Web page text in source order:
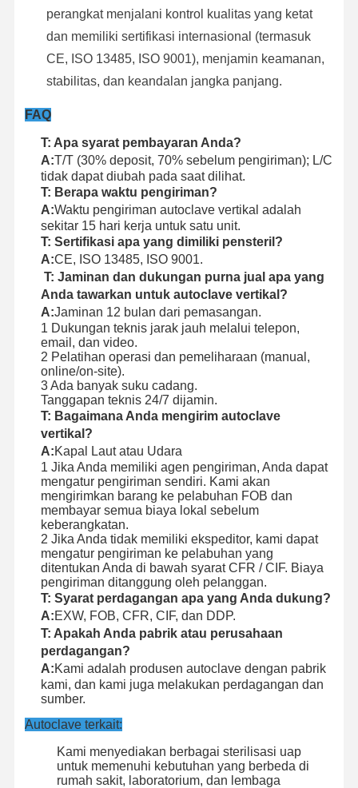
perangkat menjalani kontrol kualitas yang ketat
dan memiliki sertifikasi internasional (termasuk
CE, ISO 13485, ISO 9001), menjamin keamanan,
stabilitas, dan keandalan jangka panjang.
FAQ
T: Apa syarat pembayaran Anda?
A:T/T (30% deposit, 70% sebelum pengiriman); L/C
tidak dapat diubah pada saat dilihat.
T: Berapa waktu pengiriman?
A:Waktu pengiriman autoclave vertikal adalah
sekitar 15 hari kerja untuk satu unit.
T: Sertifikasi apa yang dimiliki pensteril?
A:CE, ISO 13485, ISO 9001.
T: Jaminan dan dukungan purna jual apa yang
Anda tawarkan untuk autoclave vertikal?
A:Jaminan 12 bulan dari pemasangan.
1 Dukungan teknis jarak jauh melalui telepon,
email, dan video.
2 Pelatihan operasi dan pemeliharaan (manual,
online/on-site).
3 Ada banyak suku cadang.
Tanggapan teknis 24/7 dijamin.
T: Bagaimana Anda mengirim autoclave
vertikal?
A:Kapal Laut atau Udara
1 Jika Anda memiliki agen pengiriman, Anda dapat
mengatur pengiriman sendiri. Kami akan
mengirimkan barang ke pelabuhan FOB dan
membayar semua biaya lokal sebelum
keberangkatan.
2 Jika Anda tidak memiliki ekspeditor, kami dapat
mengatur pengiriman ke pelabuhan yang
ditentukan Anda di bawah syarat CFR / CIF. Biaya
pengiriman ditanggung oleh pelanggan.
T: Syarat perdagangan apa yang Anda dukung?
A:EXW, FOB, CFR, CIF, dan DDP.
T: Apakah Anda pabrik atau perusahaan
perdagangan?
A:Kami adalah produsen autoclave dengan pabrik
kami, dan kami juga melakukan perdagangan dan
sumber.
Autoclave terkait:
Kami menyediakan berbagai sterilisasi uap
untuk memenuhi kebutuhan yang berbeda di
rumah sakit, laboratorium, dan lembaga